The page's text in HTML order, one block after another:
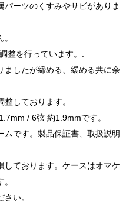
ーツのくすみやサビがありま
整を行っています。.
ましたが締める、緩める共に余
しております。
/ 6弦 約1.9mmです。
ムです。製品保証書、取扱説明
しております。ケースはオマケ
い。